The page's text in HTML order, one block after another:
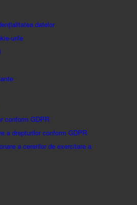
datelor
urile
conform GDPR
a drepturilor conform GDPR
a cererilor de exercitare a